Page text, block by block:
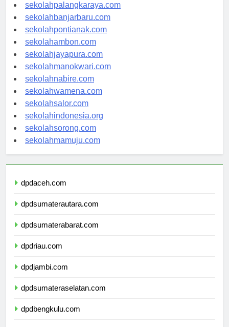
sekolahpalangkaraya.com
sekolahbanjarbaru.com
sekolahpontianak.com
sekolahambon.com
sekolahjayapura.com
sekolahmanokwari.com
sekolahnabire.com
sekolahwamena.com
sekolahsalor.com
sekolahindonesia.org
sekolahsorong.com
sekolahmamuju.com
dpdaceh.com
dpdsumaterautara.com
dpdsumaterabarat.com
dpdriau.com
dpdjambi.com
dpdsumateraselatan.com
dpdbengkulu.com